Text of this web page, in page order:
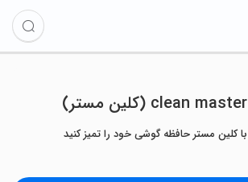
clean master (کلین مستر)
با کلین مستر حافظه گوشی خود را تمیز کنید